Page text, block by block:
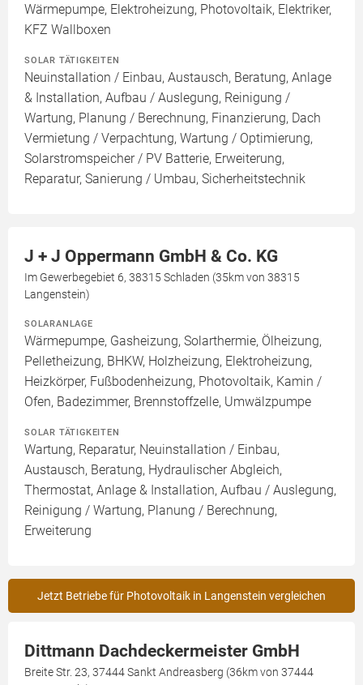
Wärmepumpe, Elektroheizung, Photovoltaik, Elektriker,
KFZ Wallboxen
SOLAR TÄTIGKEITEN
Neuinstallation / Einbau, Austausch, Beratung, Anlage
& Installation, Aufbau / Auslegung, Reinigung /
Wartung, Planung / Berechnung, Finanzierung, Dach
Vermietung / Verpachtung, Wartung / Optimierung,
Solarstromspeicher / PV Batterie, Erweiterung,
Reparatur, Sanierung / Umbau, Sicherheitstechnik
J + J Oppermann GmbH & Co. KG
Im Gewerbegebiet 6, 38315 Schladen (35km von 38315
Langenstein)
SOLARANLAGE
Wärmepumpe, Gasheizung, Solarthermie, Ölheizung,
Pelletheizung, BHKW, Holzheizung, Elektroheizung,
Heizkörper, Fußbodenheizung, Photovoltaik, Kamin /
Ofen, Badezimmer, Brennstoffzelle, Umwälzpumpe
SOLAR TÄTIGKEITEN
Wartung, Reparatur, Neuinstallation / Einbau,
Austausch, Beratung, Hydraulischer Abgleich,
Thermostat, Anlage & Installation, Aufbau / Auslegung,
Reinigung / Wartung, Planung / Berechnung,
Erweiterung
Jetzt Betriebe für Photovoltaik in Langenstein vergleichen
Dittmann Dachdeckermeister GmbH
Breite Str. 23, 37444 Sankt Andreasberg (36km von 37444